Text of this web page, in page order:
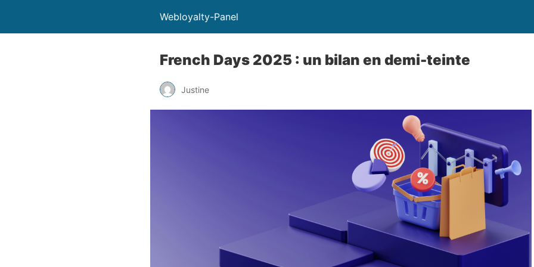
Webloyalty-Panel
French Days 2025 : un bilan en demi-teinte
Justine